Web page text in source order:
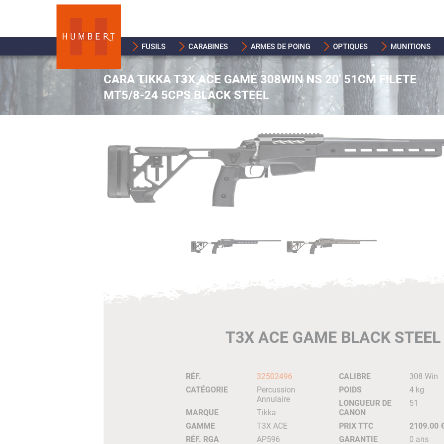
FUSILS CARABINES ARMES DE POING OPTIQUES MUNITIONS
CARA TIKKA T3X ACE GAME 308WIN NS 20' 51CM FILETE
MT5/8-24 5CPS BLACK STEEL
T3X ACE GAME BLACK STEEL
RÉF.
32502496
CATÉGORIE
Percussion
Annulaire
MARQUE
Tikka
GAMME
T3X ACE
RÉF. RGA
AP596
CALIBRE
308 Win
POIDS
4 kg
LONGUEUR DE
CANON
51
PRIX TTC
2109.00
GARANTIE
0 ans